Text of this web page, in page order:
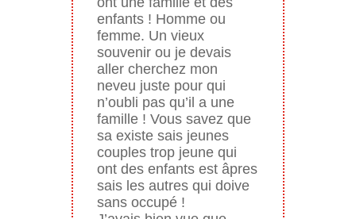
enfants ! Homme ou
femme. Un vieux
souvenir ou je devais
aller cherchez mon
neveu juste pour qui
n’oubli pas qu’il a une
famille ! Vous savez que
sa existe sais jeunes
couples trop jeune qui
ont des enfants est âpres
sais les autres qui doive
sans occupé !